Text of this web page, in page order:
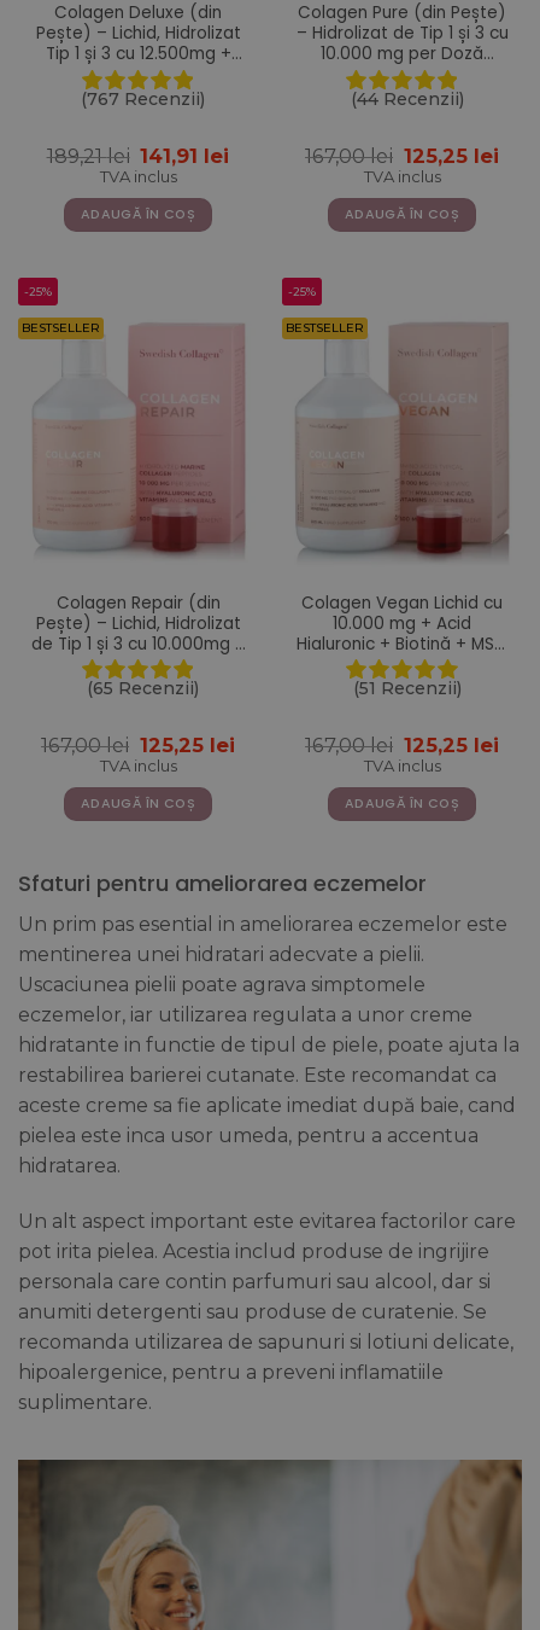
Colagen Deluxe (din
Pește) – Lichid, Hidrolizat
Tip 1 și 3 cu 12.500mg +
Acid Hialuronic 75 mg +
Biotină 5000 mcg + MSM +
Zinc + Siliciu + Vitamine –
(767 Recenzii)
189,21lei Prețul
inițial
a
fost:
189,21 lei.
141,91 lei
TVA inclus
ADAUGĂ ÎN COȘ
Colagen Pure (din Pește)
– Hidrolizat de Tip 1 și 3 cu
10.000 mg per Doză
Zilnică – Sub formă de
Pulbere cu 300 g
(44 Recenzii)
167,00lei Prețul
inițial
a
fost:
167,00 lei.
125,25 lei
TVA inclus
ADAUGĂ ÎN COȘ
-25%
BESTSELLER
Colagen Repair (din
Pește) – Lichid, Hidrolizat
de Tip 1 și 3 cu 10.000mg +
Acid Hialuronic + Biotină +
MSM + Zinc + Siliciu +
Vitamine – 500ml
(65 Recenzii)
167,00lei Prețul
inițial
a
fost:
167,00 lei.
125,25 leiPrețul
TVA inclus
ADAUGĂ ÎN COȘ
-25%
BESTSELLER
Colagen Vegan Lichid cu
10.000 mg + Acid
Hialuronic + Biotină + MSM
+ Zinc + Siliciu + Seleniu +
Vitamine – 500 ml
(51 Recenzii)
167,00lei Prețul
inițial
a
fost:
167,00 lei.
125,25 lei
TVA inclus
ADAUGĂ ÎN COȘ
Sfaturi pentru ameliorarea eczemelor
Un prim pas esential in ameliorarea eczemelor este
mentinerea unei hidratari adecvate a pielii.
Uscaciunea pielii poate agrava simptomele
eczemelor, iar utilizarea regulata a unor creme
hidratante in functie de tipul de piele, poate ajuta la
restabilirea barierei cutanate. Este recomandat ca
aceste creme sa fie aplicate imediat după baie, cand
pielea este inca usor umeda, pentru a accentua
hidratarea.
Un alt aspect important este evitarea factorilor care
pot irita pielea. Acestia includ produse de ingrijire
personala care contin parfumuri sau alcool, dar si
anumiti detergenti sau produse de curatenie. Se
recomanda utilizarea de sapunuri si lotiuni delicate,
hipoalergenice, pentru a preveni inflamatiile
suplimentare.